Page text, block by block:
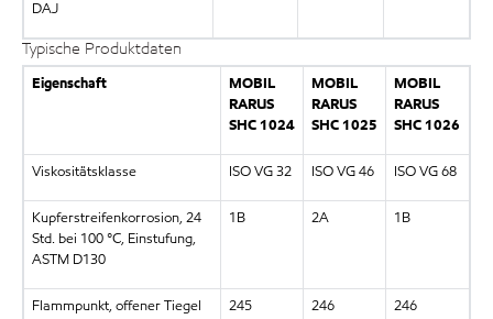
DAJ
Typische Produktdaten
Eigenschaft
MOBIL
RARUS
SHC 1024
MOBIL
RARUS
SHC 1025
MOBIL
RARUS
SHC 1026
Viskositätsklasse ISO VG 32 ISO VG 46 ISO VG 68
Kupferstreifenkorrosion, 24
Std. bei 100 °C, Einstufung,
ASTM D130
1B 2A 1B
Flammpunkt, offener Tiegel
245 246 246